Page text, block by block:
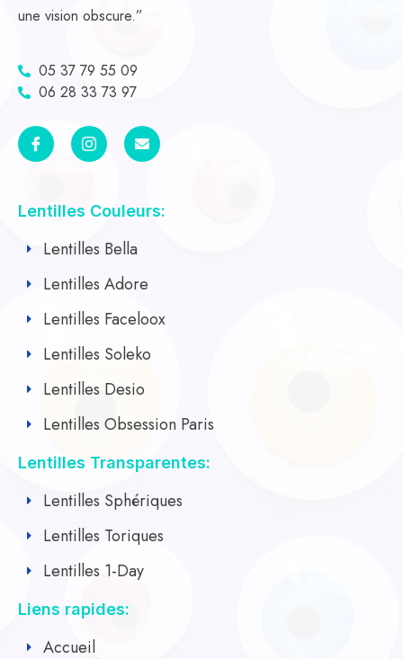
une vision obscure.”
05 37 79 55 09
06 28 33 73 97
Lentilles Couleurs:
Lentilles Bella
Lentilles Adore
Lentilles Faceloox
Lentilles Soleko
Lentilles Desio
Lentilles Obsession Paris
Lentilles Transparentes:
Lentilles Sphériques
Lentilles Toriques
Lentilles 1-Day
Liens rapides:
Accueil